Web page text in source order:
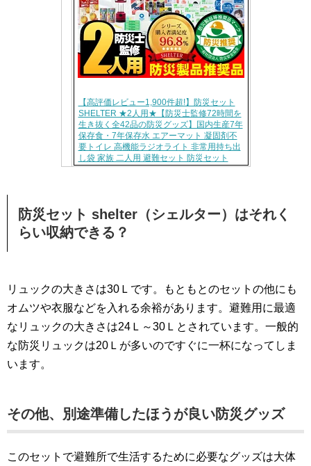
【高評価レビュー1,900件超!】防災セット
SHELTER ★2人用★【防災士監修72時間を
生き抜く全42品の防災グッズ】国内生産7年
保存食・7年保存水 エアーマット 凝固剤不
要トイレ 高機能ラジオライト 非常用持ち出
し袋 家族 二人用 避難セット 防災セット
防災セット shelter（シェルター）はそれく
らい収納できる？
リュックの大きさは30Ｌです。もともとのセットの他にも
オムツや衣服などを入れる余裕があります。避難用に最適
なリュックの大きさは24Ｌ～30Ｌとされています。一般的
な防災リュックは20Ｌが多いのですぐに一杯になってしま
います。
その他、別途準備したほうが良い防災グッズ
このセットで避難所で生活するために必要なグッズは大体